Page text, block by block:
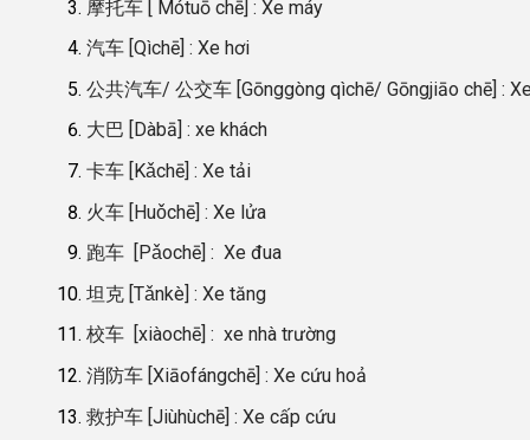
摩托车 [ Mótuō chē] : Xe máy
汽车 [Qìchē] : Xe hơi
公共汽车/ 公交车 [Gōnggòng qìchē/ Gōngjiāo chē] :
大巴 [Dàbā] : xe khách
卡车 [Kǎchē] : Xe tải
火车 [Huǒchē] : Xe lửa
跑车 [Pǎochē] : Xe đua
坦克 [Tǎnkè] : Xe tăng
校车 [xiàochē] : xe nhà trường
消防车 [Xiāofángchē] : Xe cứu hoả
救护车 [Jiùhùchē] : Xe cấp cứu